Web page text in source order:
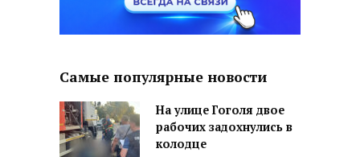
Самые популярные новости
На улице Гоголя двое
рабочих задохнулись в
колодце